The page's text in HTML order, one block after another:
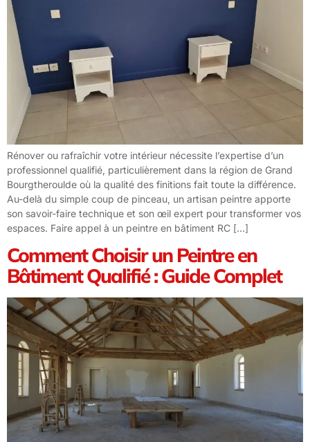
Rénover ou rafraîchir votre intérieur nécessite l’expertise d’un
professionnel qualifié, particulièrement dans la région de Grand
Bourgtheroulde où la qualité des finitions fait toute la différence.
Au-delà du simple coup de pinceau, un artisan peintre apporte
son savoir-faire technique et son œil expert pour transformer vos
espaces. Faire appel à un peintre en bâtiment RC […]
Comment Choisir un Peintre en
Bâtiment Qualifié : Guide Complet